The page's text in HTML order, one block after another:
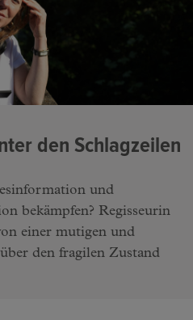
den Schlagzeilen
und
bekämpfen? Regisseurin
einer mutigen und
den fragilen Zustand